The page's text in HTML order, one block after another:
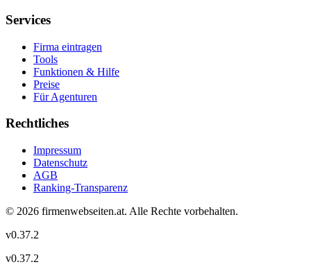
Services
Firma eintragen
Tools
Funktionen & Hilfe
Preise
Für Agenturen
Rechtliches
Impressum
Datenschutz
AGB
Ranking-Transparenz
© 2026 firmenwebseiten.at. Alle Rechte vorbehalten.
v0.37.2
v0.37.2